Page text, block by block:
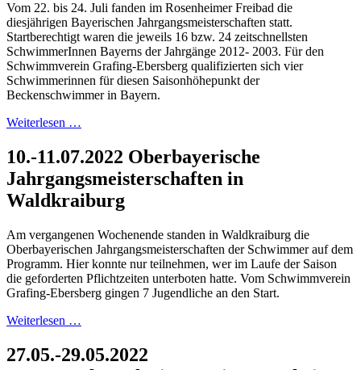
Vom 22. bis 24. Juli fanden im Rosenheimer Freibad die
diesjährigen Bayerischen Jahrgangsmeisterschaften statt.
Startberechtigt waren die jeweils 16 bzw. 24 zeitschnellsten
SchwimmerInnen Bayerns der Jahrgänge 2012- 2003. Für den
Schwimmverein Grafing-Ebersberg qualifizierten sich vier
Schwimmerinnen für diesen Saisonhöhepunkt der
Beckenschwimmer in Bayern.
Weiterlesen …
10.-11.07.2022 Oberbayerische
Jahrgangsmeisterschaften in
Waldkraiburg
Am vergangenen Wochenende standen in Waldkraiburg die
Oberbayerischen Jahrgangsmeisterschaften der Schwimmer auf dem
Programm. Hier konnte nur teilnehmen, wer im Laufe der Saison
die geforderten Pflichtzeiten unterboten hatte. Vom Schwimmverein
Grafing-Ebersberg gingen 7 Jugendliche an den Start.
Weiterlesen …
27.05.-29.05.2022